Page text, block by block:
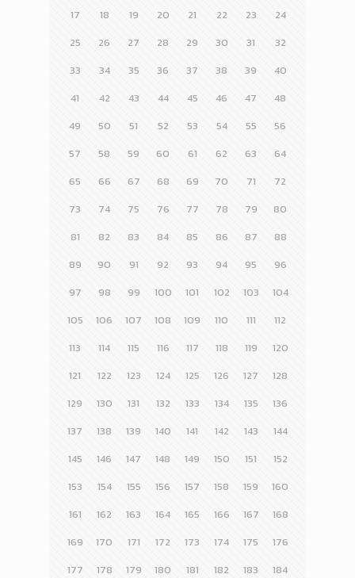
17 18 19 20 21 22 23
24
25
26 27 28 29 30 31
32
33
34 35 36 37 38 39
40
41
42 43 44 45 46 47
48
49
50 51 52 53 54 55
56
57
58 59 60 61 62 63
64
65
66 67 68 69 70 71
72
73
74 75 76 77 78 79
80
81
82 83 84 85 86 87
88
89
90 91 92 93 94 95
96
97
98 99 100 101 102 103
104
105
106 107 108 109 110 111
112
113
114 115 116 117 118 119
120
121
122 123 124 125 126 127
128
129
130 131 132 133 134 135
136
137
138 139 140 141 142 143
144
145
146 147 148 149 150 151
152
153
154 155 156 157 158 159
160
161
162 163 164 165 166 167
168
169
170 171 172 173 174 175
176
177
178 179 180 181 182 183
184